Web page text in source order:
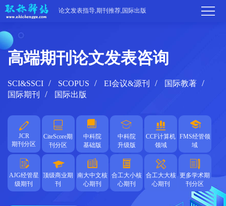
论文发表指导,期刊推荐,国际出版
高端期刊论文发表咨询
SCI&SSCI SCOPUS EI会议&源刊
国际教著
国际期刊
国际出版
JCR
期刊分区
CiteScore期
刊分区
中科院
基础版
中科院
升级版
CCF计算机
领域
FMS经管领
域
AJG经管星
级期刊
顶级商业期
刊
南大中文核
心期刊
合工大小核
心期刊
合工大大核
心期刊
更多学术期
刊分区